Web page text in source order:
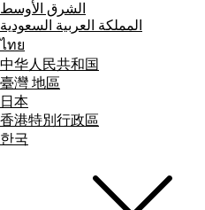
الشرق الأوسط
المملكة العربية السعودية
ไทย
中华人民共和国
臺灣 地區
日本
香港特別行政區
한국